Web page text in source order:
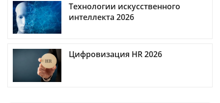
Технологии искусственного
интеллекта 2026
Цифровизация HR 2026